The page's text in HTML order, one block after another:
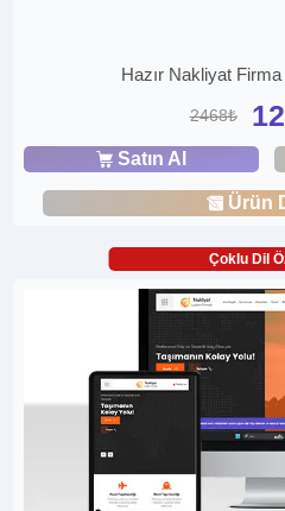
Hazır Nakliyat
2468₺
Satın Al
Ürün
Çoklu Dil